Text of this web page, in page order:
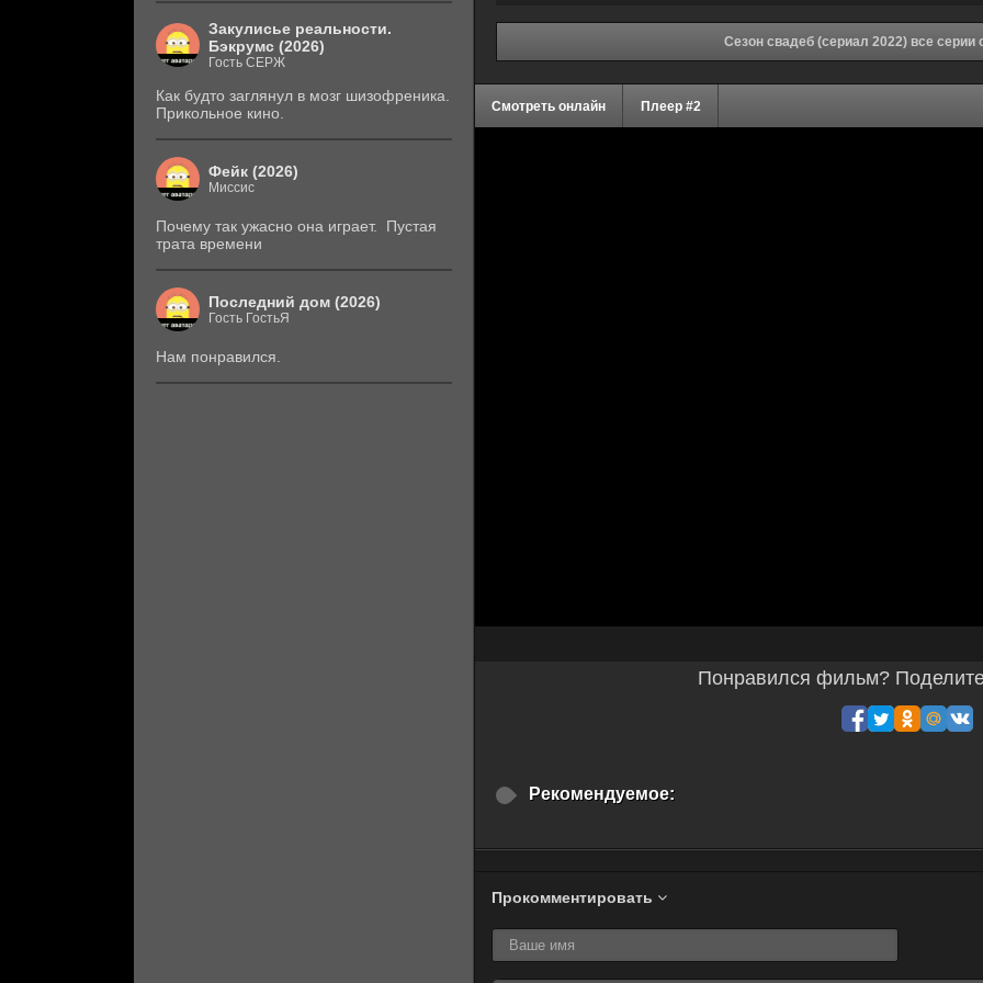
Сезон свадеб (сериал 2022) все серии
Смотреть онлайн Плеер #2
Понравился фильм?
Рекомендуемое:
Прокомментировать
Закулисье реальности.
Бэкрумс (2026)
Гость СЕРЖ
Как будто заглянул в мозг шизофреника.
Прикольное кино.
Фейк (2026)
Миссис
Почему так ужасно она играет. Пустая
трата времени
Последний дом (2026)
Гость ГостьЯ
Нам понравился.